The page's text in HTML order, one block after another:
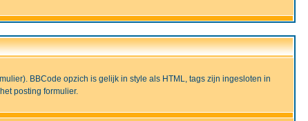
BBCode opzich is gelijk in style als HTML, tags zijn ingesloten in
posting formulier.